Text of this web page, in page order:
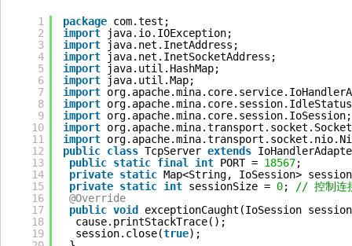
1
2
3
4
5
6
7
8
9
10
11
12
13
14
15
16
17
18
19
package com.test;
import
java.io.IOException;
import
java.net.InetAddress;
import
java.net.InetSocketAddress;
import
java.util.HashMap;
import
java.util.Map;
import
import
import org.apache.mina.core.session.IoSession;
import
import
public class TcpServer extends
public static final int PORT = 18567;
private static Map<String, IoSession>
private static int sessionSize = 0;
// 控制连
@Override
public void
exceptionCaught(IoSession
cause.printStackTrace();
session.close(true);